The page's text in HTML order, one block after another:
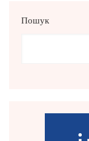
Пошук